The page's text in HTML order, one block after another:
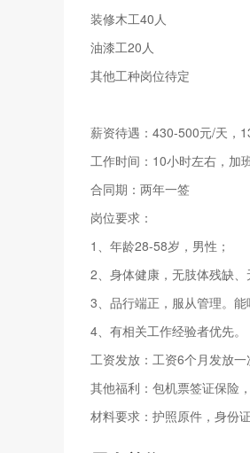
装修木工40人
油漆工20人
其他工种岗位待定
薪资待遇：430-500元/天，
工作时间：10小时左右，加
合同期：两年一签
岗位要求：
1、年龄28-58岁，男性；
2、身体健康，无肢体残缺、
3、品行端正，服从管理。能
4、有相关工作经验者优先。
工资发放：工资6个月发放一
其他福利：包机票签证保险
材料要求：护照原件，身份